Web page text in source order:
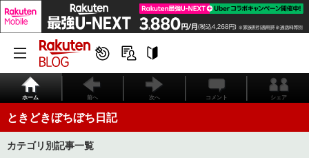
ホーム 前へ 次へ コメント シェア
ときどきぼちぼち日記
カテゴリ別記事一覧